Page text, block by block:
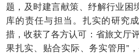
题，及时建言献策、纾解行业困
库的责任与担当。扎实的研究
措，收获了各方认可：省旅文厅
果扎实、贴合实际、务实管用”